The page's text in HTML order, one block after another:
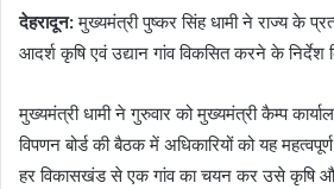
देहरादून:मुख्यमंत्री पुष्कर सिंह धामी ने राज्य के
आदर्श कृषि एवं उद्यान गांव विकसित करने के निर्देश
मुख्यमंत्री धामी ने गुरुवार को मुख्यमंत्री कैम्प
विपणन बोर्ड की बैठक में अधिकारियों को यह
हर विकासखंड से एक गांव का चयन कर उसे कृषि